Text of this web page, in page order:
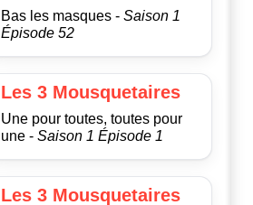
Bas les masques - Saison 1
Épisode 52
Les 3 Mousquetaires
Une pour toutes, toutes pour
une - Saison 1 Épisode 1
Les 3 Mousquetaires